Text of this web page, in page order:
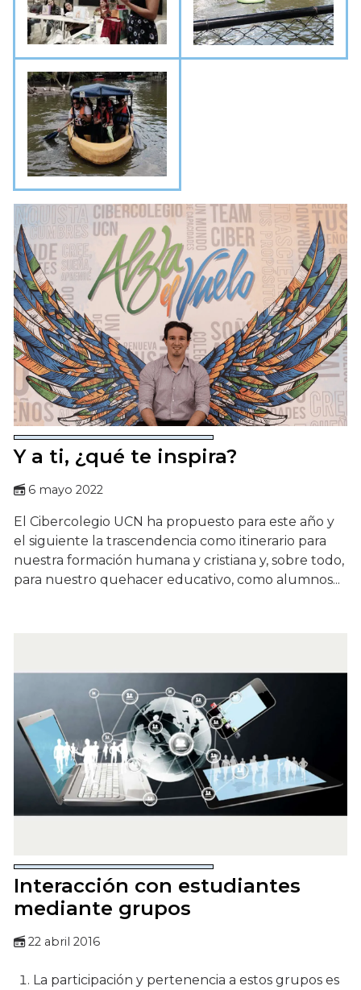
Y a ti, ¿qué te inspira?
6 mayo 2022
El Cibercolegio UCN ha propuesto para este año y
el siguiente la trascendencia como itinerario para
nuestra formación humana y cristiana y, sobre todo,
para nuestro quehacer educativo, como alumnos...
Interacción con estudiantes
mediante grupos
22 abril 2016
La participación y pertenencia a estos grupos es